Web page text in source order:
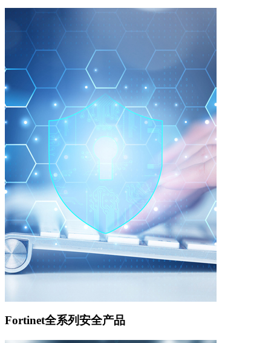
Fortinet全系列安全产品